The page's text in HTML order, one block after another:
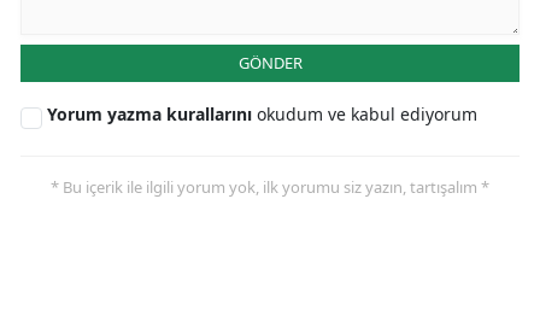
GÖNDER
Yorum yazma kurallarını okudum ve kabul ediyorum
* Bu içerik ile ilgili yorum yok, ilk yorumu siz yazın, tartışalım *